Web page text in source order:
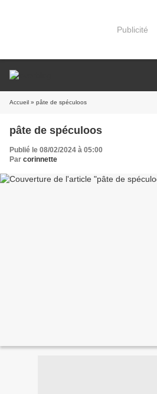
Publicité
Accueil » pâte de spéculoos
pâte de spéculoos
Publié le 08/02/2024 à 05:00
Par corinnette